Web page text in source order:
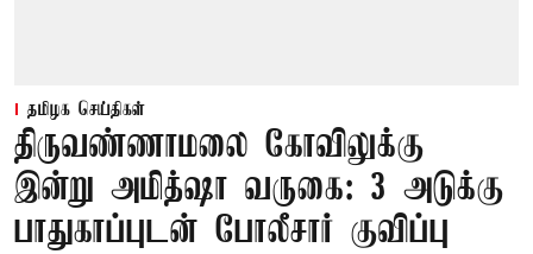
தமிழக செய்திகள்
திருவண்ணாமலை கோவிலுக்கு
இன்று அமித்ஷா வருகை: 3 அடுக்கு
பாதுகாப்புடன் போலீசார் குவிப்பு